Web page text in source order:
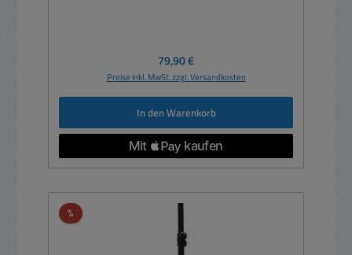
Regulärer Preis:
79,90 €
Preise inkl. MwSt. zzgl. Versandkosten
In den Warenkorb
%Rabatt